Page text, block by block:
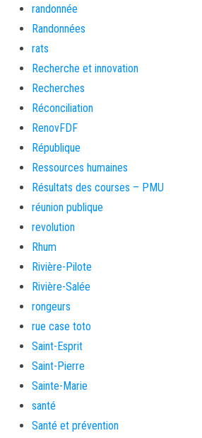
randonnée
Randonnées
rats
Recherche et innovation
Recherches
Réconciliation
RenovFDF
République
Ressources humaines
Résultats des courses – PMU
réunion publique
revolution
Rhum
Rivière-Pilote
Rivière-Salée
rongeurs
rue case toto
Saint-Esprit
Saint-Pierre
Sainte-Marie
santé
Santé et prévention